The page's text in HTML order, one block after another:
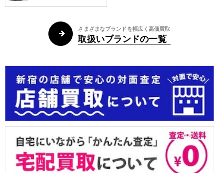
さまざまなブランドを幅広く高価買取
取扱いブランドの一覧